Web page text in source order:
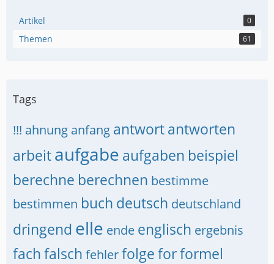
Artikel 0
Themen 61
Tags
!!! ahnung anfang antwortantworten
arbeitaufgabe aufgaben beispiel
berechne berechnen bestimme
bestimmen buch deutsch deutschland
dringend elle ende englisch ergebnis
fachfalsch fehlerfolgeforformel